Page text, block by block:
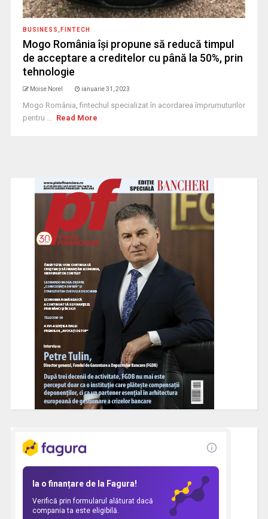
BUSINESS FINTECH
Mogo România își propune să reducă timpul
de acceptare a creditelor cu până la 50%, prin
tehnologie
Moise Norel ianuarie 31, 2023
Mogo România, fintechul specializat în acordarea împrumuturilor
pentru ... Read More